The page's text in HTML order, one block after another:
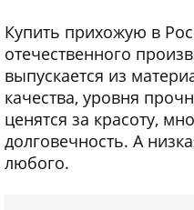
Купить прихожую в
отечественного
выпускается из
качества, уровня
ценятся за красоту,
долговечность. А
любого.